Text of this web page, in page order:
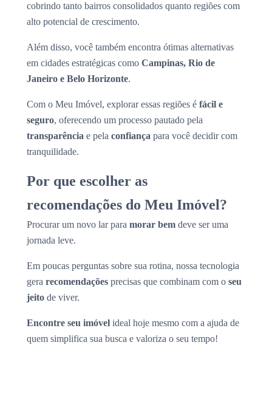
cobrindo tanto bairros consolidados quanto regiões com
alto potencial de crescimento.
Além disso, você também encontra ótimas alternativas
em cidades estratégicas como Campinas, Rio de
Janeiro e Belo Horizonte.
Com o Meu Imóvel, explorar essas regiões é fácil e
seguro, oferecendo um processo pautado pela
transparência e pela confiança para você decidir com
tranquilidade.
Por que escolher as
recomendações do Meu Imóvel?
Procurar um novo lar para morar bem deve ser uma
jornada leve.
Em poucas perguntas sobre sua rotina, nossa tecnologia
gera recomendações precisas que combinam com o seu
jeito de viver.
Encontre seu imóvel ideal hoje mesmo com a ajuda de
quem simplifica sua busca e valoriza o seu tempo!